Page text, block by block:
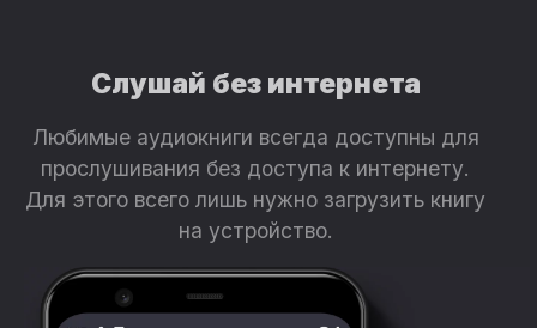
Слушай без интернета
Любимые аудиокниги всегда доступны для
прослушивания без доступа к интернету.
Для этого всего лишь нужно загрузить книгу
на устройство.